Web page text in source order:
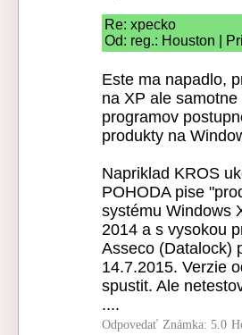
Re: xpecko
Od: reg.: Houston |
Este ma napadlo,
na XP ale
programov
produkty na
Napriklad KROS
POHODA pise
systému Windows
2014 a s vysokou
Asseco (Datalock)
14.7.2015. Verzie
spustit. Ale
....
Odpovedať Známka: 5.0